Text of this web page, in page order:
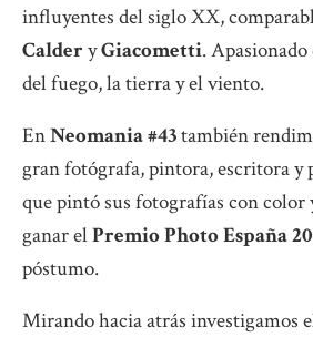
influyentes del siglo XX,
Calder yGiacometti.
del fuego, la tierra y el viento.
EnNeomania #43también
gran fotógrafa, pintora, escritora y
que pintó sus fotografías con color
ganar elPremio Photo España
póstumo.
Mirando hacia atrás investigamos